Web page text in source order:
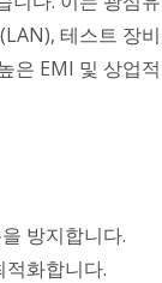
테스트 장
은 EMI 및 상업
방지합니다.
화합니다.